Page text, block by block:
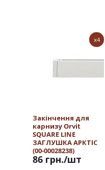
x4
Закінчення для
карнизу Orvit
SQUARE LINE
ЗАГЛУШКА АРКТІС
(00-00028238)
86 грн./шт